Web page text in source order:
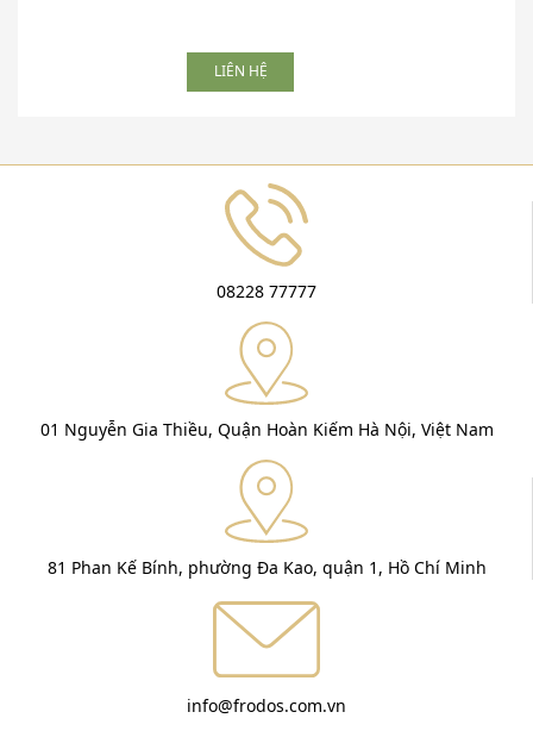
LIÊN HỆ
08228 77777
01 Nguyễn Gia Thiều, Quận Hoàn Kiếm Hà Nội, Việt Nam
81 Phan Kế Bính, phường Đa Kao, quận 1, Hồ Chí Minh
info@frodos.com.vn